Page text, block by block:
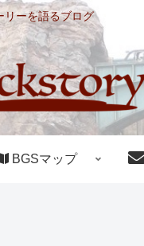
リーを語るブログ
BGSマップ